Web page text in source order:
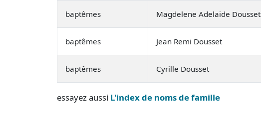
baptêmes Magdelene Adelaide Dousset
baptêmes Jean Remi Dousset
baptêmes Cyrille Dousset
essayez aussi L'index de noms de famille